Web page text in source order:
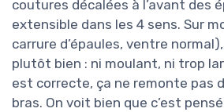
coutures décalées à l’avant des
extensible dans les 4 sens. Sur
carrure d’épaules, ventre
plutôt bien : ni moulant, ni trop
est correcte, ça ne remonte pas
bras. On voit bien que c’est